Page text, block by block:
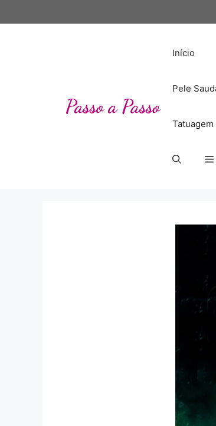
para
Início
Pele
Tatuagem